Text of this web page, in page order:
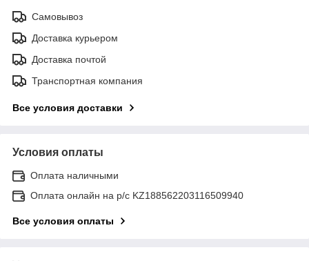
Самовывоз
Доставка курьером
Доставка почтой
Транспортная компания
Все условия доставки
Условия оплаты
Оплата наличными
Оплата онлайн на р/с KZ188562203116509940
Все условия оплаты